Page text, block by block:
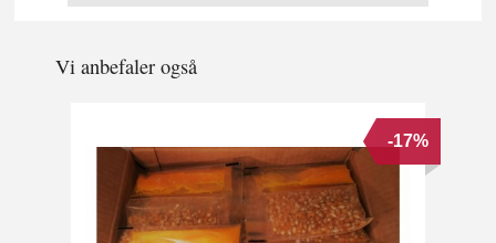
Vi anbefaler også
-17%